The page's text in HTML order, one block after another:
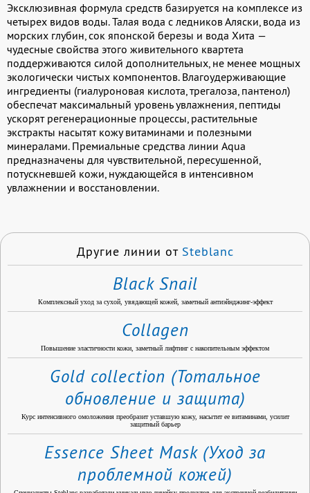
Эксклюзивная формула средств базируется на комплексе из
четырех видов воды. Талая вода с ледников Аляски, вода из
морских глубин, сок японской березы и вода Хита —
чудесные свойства этого живительного квартета
поддерживаются силой дополнительных, не менее мощных
экологически чистых компонентов. Влагоудерживающие
ингредиенты (гиалуроновая кислота, трегалоза, пантенол)
обеспечат максимальный уровень увлажнения, пептиды
ускорят регенерационные процессы, растительные
экстракты насытят кожу витаминами и полезными
минералами. Премиальные средства линии Aqua
предназначены для чувствительной, пересушенной,
потускневшей кожи, нуждающейся в интенсивном
увлажнении и восстановлении.
Другие линии от Steblanc
Black Snail
Комплексный уход за сухой, увядающей кожей, заметный антиэйнджинг-эффект
Collagen
Повышение эластичности кожи, заметный лифтинг с накопительным эффектом
Gold collection (Тотальное
обновление и защита)
Курс интенсивного омоложения преобразит уставшую кожу, насытит ее витаминами, усилит
защитный барьер
Essence Sheet Mask (Уход за
проблемной кожей)